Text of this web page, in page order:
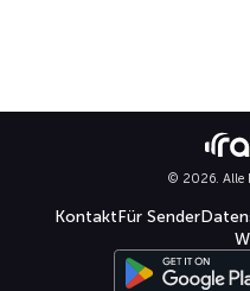
© 2026. Alle
KontaktFür Sender